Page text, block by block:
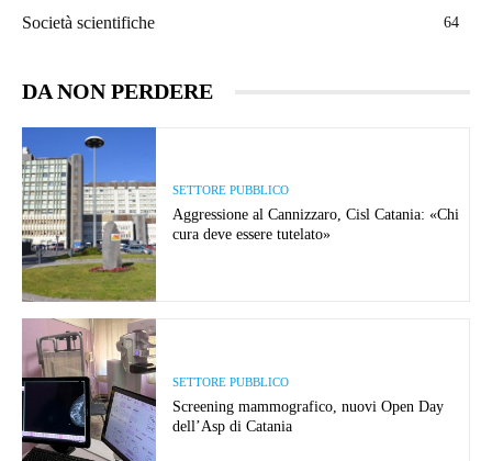
Società scientifiche 64
DA NON PERDERE
SETTORE PUBBLICO
Aggressione al Cannizzaro, Cisl Catania: «Chi
cura deve essere tutelato»
SETTORE PUBBLICO
Screening mammografico, nuovi Open Day
dell’Asp di Catania